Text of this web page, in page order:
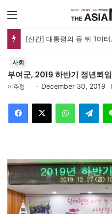
사회
부여군, 2019 하반기 정년퇴
이주형 December 30, 2019
Telegram